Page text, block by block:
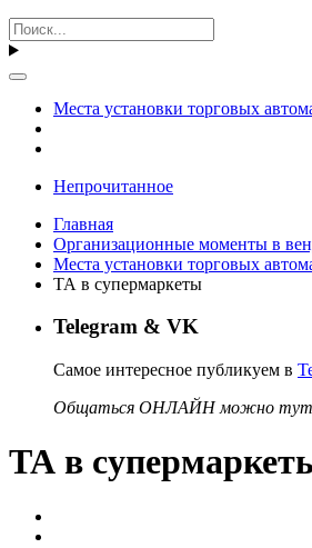
Места установки торговых
Непрочитанное
Главная
Организационные моменты в
Места установки торговых
ТА в супермаркеты
Telegram & VK
Самое интересное публикуем в
Общаться ОНЛАЙН можно тут
ТА в